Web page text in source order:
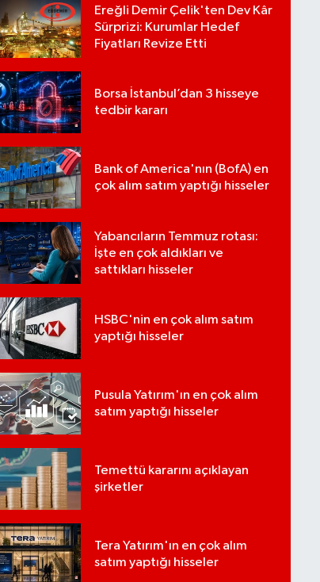
Ereğli Demir Çelik'ten Dev Kâr
Sürprizi: Kurumlar Hedef
Fiyatları Revize Etti
Borsa İstanbul’dan 3 hisseye
tedbir kararı
Bank of America'nın (BofA) en
çok alım satım yaptığı hisseler
Yabancıların Temmuz rotası:
İşte en çok aldıkları ve
sattıkları hisseler
HSBC'nin en çok alım satım
yaptığı hisseler
Pusula Yatırım'ın en çok alım
satım yaptığı hisseler
Temettü kararını açıklayan
şirketler
Tera Yatırım'ın en çok alım
satım yaptığı hisseler